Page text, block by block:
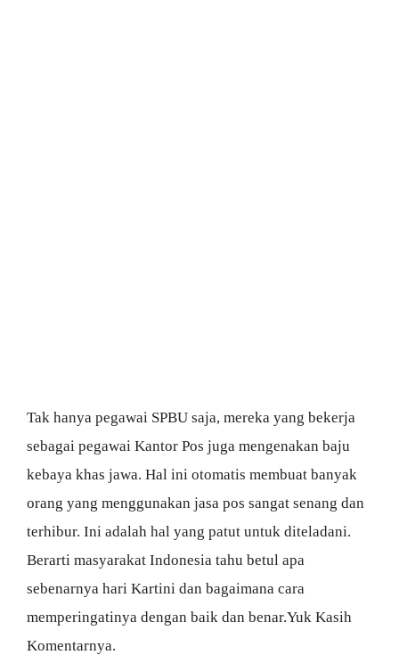
Tak hanya pegawai SPBU saja, mereka yang bekerja
sebagai pegawai Kantor Pos juga mengenakan baju
kebaya khas jawa. Hal ini otomatis membuat banyak
orang yang menggunakan jasa pos sangat senang dan
terhibur. Ini adalah hal yang patut untuk diteladani.
Berarti masyarakat Indonesia tahu betul apa
sebenarnya hari Kartini dan bagaimana cara
memperingatinya dengan baik dan benar.Yuk Kasih
Komentarnya.